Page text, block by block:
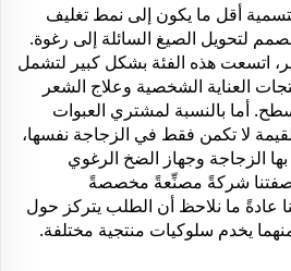
أقل ما يكون إلى نمط تغليف
لتحويل الصيغ السائلة إلى رغوة.
اتسعت هذه الفئة بشكل كبير لتشمل
العناية الشخصية وعلاج الشعر
أما بالنسبة لمشتري العبوات
لا تكمن فقط في الزجاجة نفسها،
الزجاجة وجهاز الضخ الرغوي
وبصفتنا شركةً مصنِّعةً مخصصةً
عادةً ما نلاحظ أن الطلب يتركز حول
يخدم سلوكيات منتجية مختلفة.